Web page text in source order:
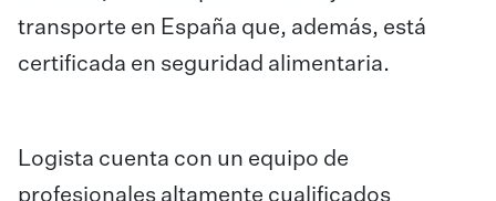
transporte en España que, además, está
certificada en seguridad alimentaria.
Logista cuenta con un equipo de
profesionales altamente cualificados